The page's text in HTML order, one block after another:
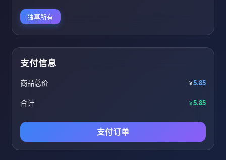
独享所有
支付信息
商品总价 ￥5.85
合计 ￥5.85
支付订单